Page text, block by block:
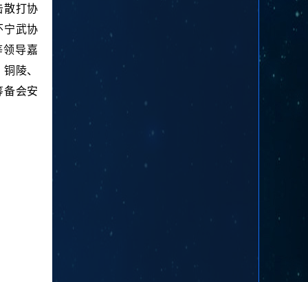
散打协
宁武协
导嘉
陵、
会安